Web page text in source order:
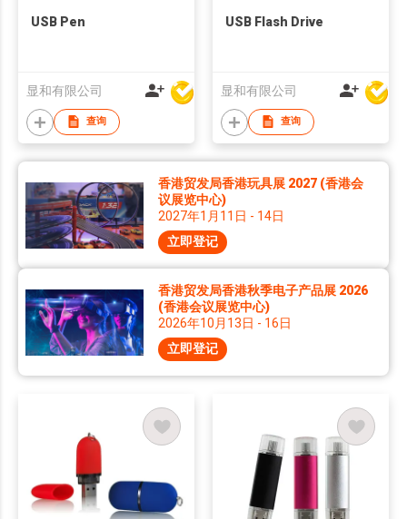
USB Pen
显和有限公司
查询
USB Flash Drive
显和有限公司
查询
香港贸发局香港玩具展 2027 (香港会
议展览中心)
2027年1月11日 - 14日
立即登记
香港贸发局香港秋季电子产品展 2026
(香港会议展览中心)
2026年10月13日 - 16日
立即登记